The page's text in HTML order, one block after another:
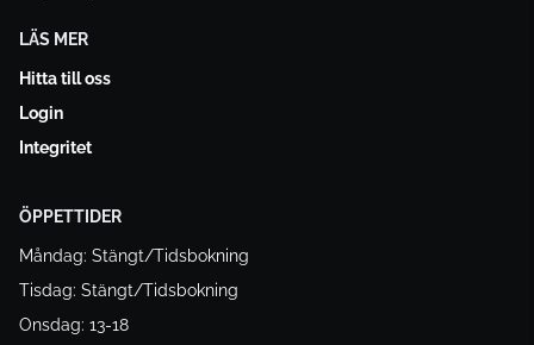
LÄS MER
Hitta till oss
Login
Integritet
ÖPPETTIDER
Måndag: Stängt/Tidsbokning
Tisdag: Stängt/Tidsbokning
Onsdag: 13-18